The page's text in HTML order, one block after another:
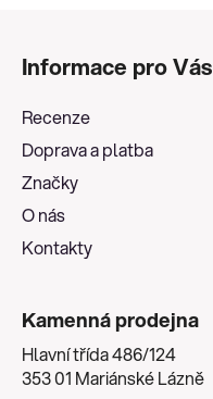
Informace pro Vás
Recenze
Doprava a platba
Značky
O nás
Kontakty
Kamenná prodejna
Hlavní třída 486/124
353 01 Mariánské Lázně